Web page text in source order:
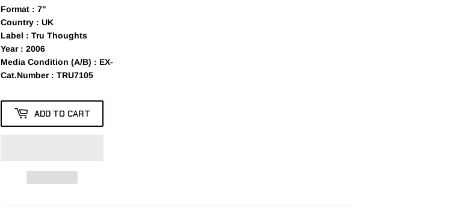
Format : 7"
Country : UK
Label : Tru Thoughts
Year: 2006
Media Condition (A/B) : EX-
Cat.Number: TRU7105
ADD TO CART